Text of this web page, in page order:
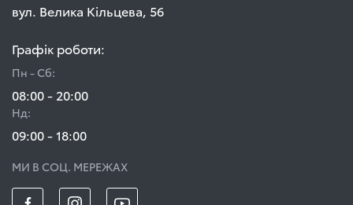
вул. Велика Кільцева, 56
Графік роботи:
Пн - Сб:
08:00 - 20:00
Нд:
09:00 - 18:00
МИ В СОЦ. МЕРЕЖАХ